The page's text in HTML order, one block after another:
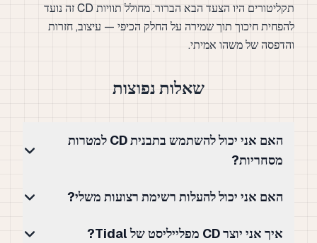
תקליטורים היו הצעד הבא הברור. מחולל תוויות CD זה נועד
להפחית חיכוך תוך שמירה על החלק הכיפי — עיצוב, חזרות
והדפסה של משהו אמיתי.
שאלות נפוצות
האם אני יכול להשתמש בתבנית CD למטרות
מסחריות?
האם אני יכול להעלות רשימת רצועות משלי?
איך אני יוצר CD מפלייליסט של Tidal?